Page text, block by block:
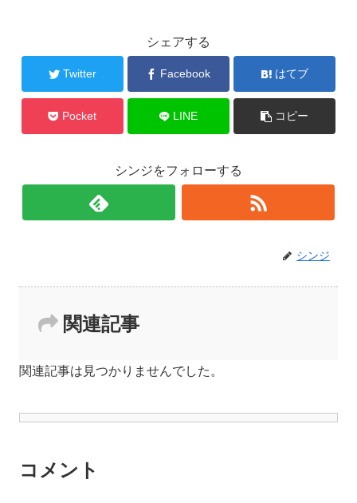
シェアする
Twitter Facebook はてブ
Pocket LINE コピー
シンジをフォローする
シンジ
関連記事
関連記事は見つかりませんでした。
コメント